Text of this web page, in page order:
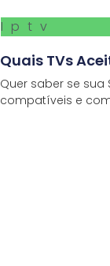
Iptv
Quais TVs
Quer saber se sua
compatíveis e